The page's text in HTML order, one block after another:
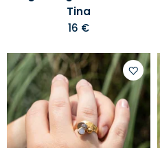
Tina
16 €
Ajouter
à
votre
liste